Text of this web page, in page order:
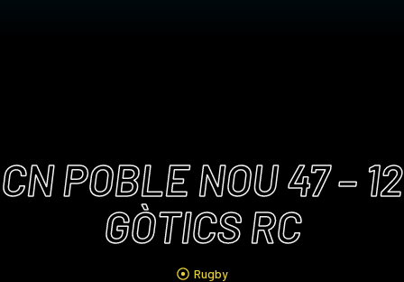
CN POBLE NOU 47 – 12
GÒTICS RC
Rugby